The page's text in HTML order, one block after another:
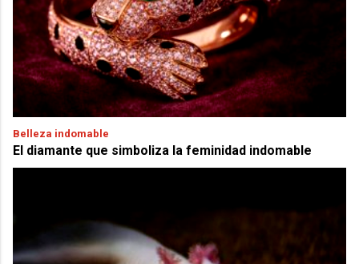
Belleza indomable
El diamante que simboliza la feminidad indomable